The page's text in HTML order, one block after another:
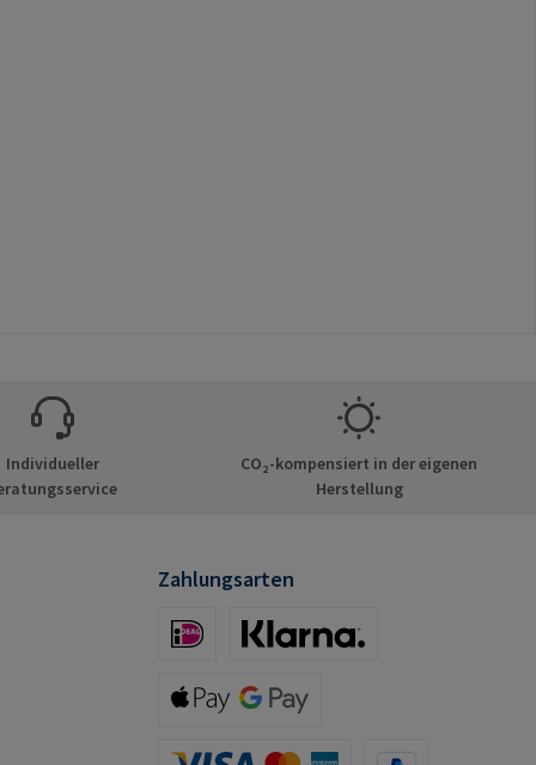
Individueller
CO₂-kompensiert in der eigenen
Herstellung
Zahlungsarten